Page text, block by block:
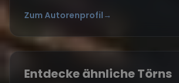
Zum Autorenprofil →
Entdecke ähnliche Törns